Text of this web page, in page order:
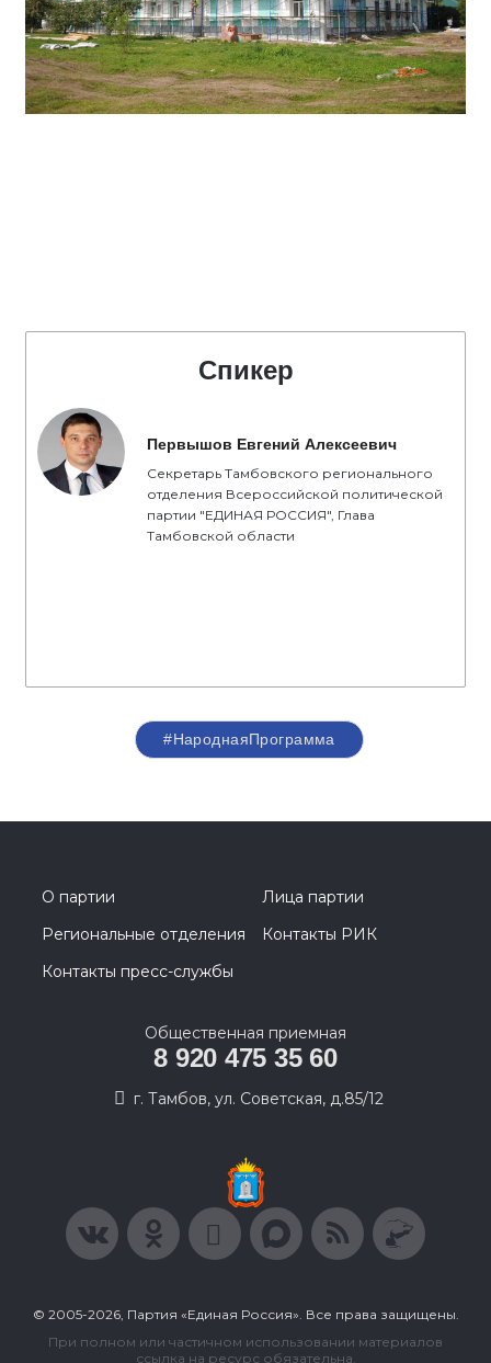
Спикер
Первышов Евгений Алексеевич
Секретарь Тамбовского регионального
отделения Всероссийской политической
партии "ЕДИНАЯ РОССИЯ", Глава
Тамбовской области
#НароднаяПрограмма
О партии
Лица партии
Региональные отделения
Контакты РИК
Контакты пресс-службы
Общественная приемная
8 920 475 35 60
г. Тамбов, ул. Советская, д.85/12
© 2005-2026, Партия «Единая Россия». Все права защищены.
При полном или частичном использовании материалов
ссылка на ресурс обязательна.